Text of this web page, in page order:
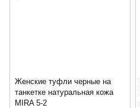
Женские туфли черные на
танкетке натуральная кожа
MIRA 5-2